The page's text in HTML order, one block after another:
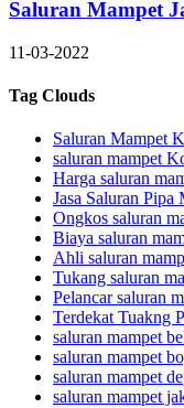
Saluran Mampet
11-03-2022
Tag Clouds
Saluran Mampet
saluran mampet
Harga saluran
Jasa Saluran Pipa
Ongkos saluran
Biaya saluran
Ahli saluran
Tukang saluran
Pelancar saluran
Terdekat Tuakng
saluran mampet
saluran mampet
saluran mampet
saluran mampet